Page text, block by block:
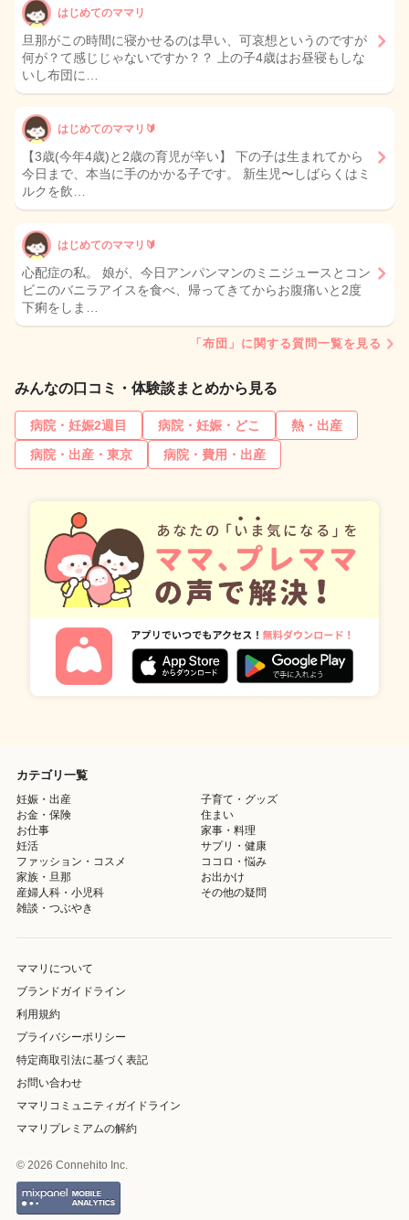
はじめてのママリ
旦那がこの時間に寝かせるのは早い、可哀想というのですが
何が？て感じじゃないですか？？ 上の子4歳はお昼寝もしな
いし布団に…
はじめてのママリ🔰
【3歳(今年4歳)と2歳の育児が辛い】 下の子は生まれてから
今日まで、本当に手のかかる子です。 新生児〜しばらくはミ
ルクを飲…
はじめてのママリ🔰
心配症の私。 娘が、今日アンパンマンのミニジュースとコン
ビニのバニラアイスを食べ、帰ってきてからお腹痛いと2度
下痢をしま…
「布団」に関する質問一覧を見る
みんなの口コミ・体験談まとめから見る
病院・妊娠2週目 病院・妊娠・どこ
熱・出産
病院・出産・東京
病院・費用・出産
カテゴリ一覧
妊娠・出産
子育て・グッズ
お金・保険
住まい
お仕事
家事・料理
妊活
サプリ・健康
ファッション・コスメ
ココロ・悩み
家族・旦那
お出かけ
産婦人科・小児科
その他の疑問
雑談・つぶやき
ママリについて
ブランドガイドライン
利用規約
プライバシーポリシー
特定商取引法に基づく表記
お問い合わせ
ママリコミュニティガイドライン
ママリプレミアムの解約
© 2026 Connehito Inc.